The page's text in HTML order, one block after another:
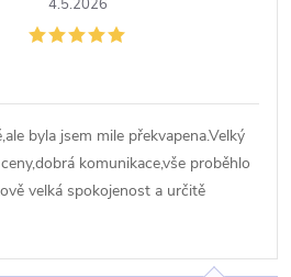
4.5.2026
byla jsem mile překvapena.Velký
komunikace,vše proběhlo
velká spokojenost a určitě